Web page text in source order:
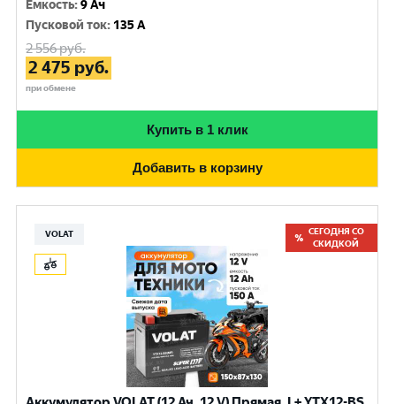
Емкость:9 Ач
Пусковой ток: 135 A
2 556руб.
2 475 руб.
при обмене
Купить в 1 клик
Добавить в корзину
VOLAT
СЕГОДНЯ СО
СКИДКОЙ